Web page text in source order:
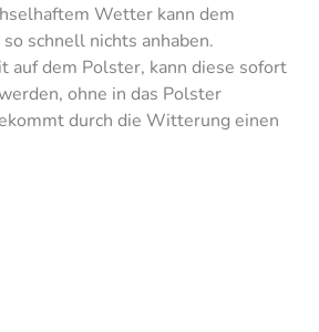
Wetter kann dem
schnell nichts anhaben.
auf dem Polster, kann diese sofort
ohne in das Polster
durch die Witterung einen